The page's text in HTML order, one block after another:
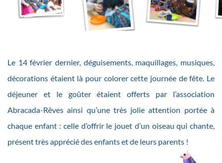
Le 14 février dernier, déguisements, maquillages, musiques,
décorations étaient là pour colorer cette journée de fête. Le
déjeuner et le goûter étaient offerts par l’association
Abracada-Rêves ainsi qu’une très jolie attention portée à
chaque enfant : celle d’offrir le jouet d’un oiseau qui chante,
présent très apprécié des enfants et de leurs parents !